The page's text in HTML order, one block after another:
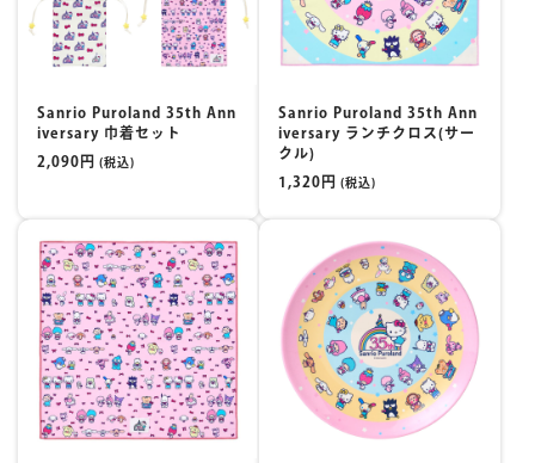
Sanrio Puroland 35th Ann
iversary 巾着セット
2,090円 (税込)
Sanrio Puroland 35th Ann
iversary ランチクロス(サー
クル)
1,320円 (税込)